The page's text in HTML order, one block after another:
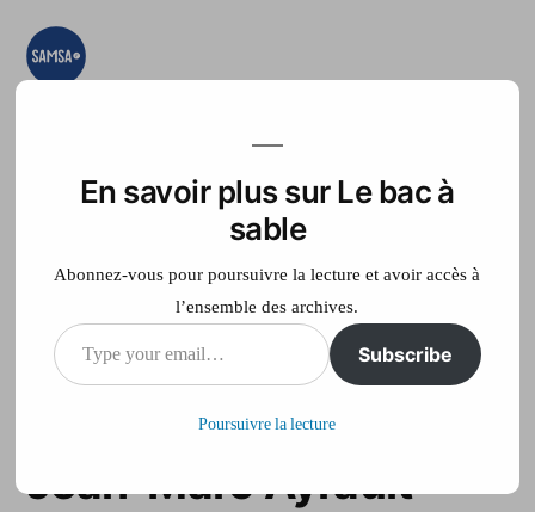
Aller
teste, on expérimente
Accueil France Télé
La garde rapprochée
du premier ministre
Jean-Marc Ayrault
En savoir plus sur Le bac à
sable
Abonnez-vous pour poursuivre la lecture et avoir accès à
l’ensemble des archives.
Type
your
Subscribe
Poursuivre la lecture